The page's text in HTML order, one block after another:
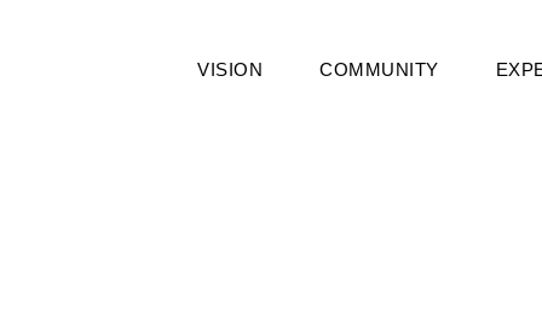
VISION COMMUNITY